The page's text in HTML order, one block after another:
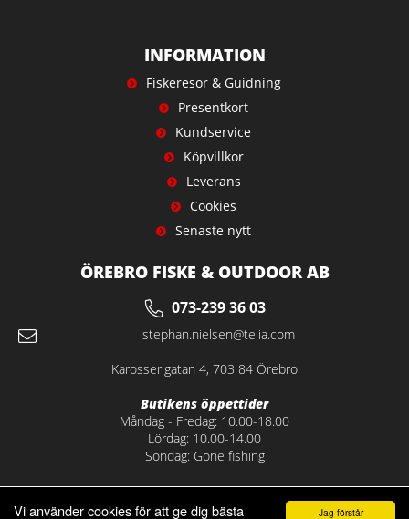
Jag förstår
Vi använder cookies för att ge dig bästa
INFORMATION
Fiskeresor & Guidning
Presentkort
Kundservice
Köpvillkor
Leverans
Cookies
Senaste nytt
ÖREBRO FISKE & OUTDOOR AB
073-239 36 03
stephan.nielsen@telia.com
Karosserigatan 4, 703 84 Örebro
Butikens öppettider
Måndag - Fredag: 10.00-18.00
Lördag: 10.00-14.00
Söndag: Gone fishing